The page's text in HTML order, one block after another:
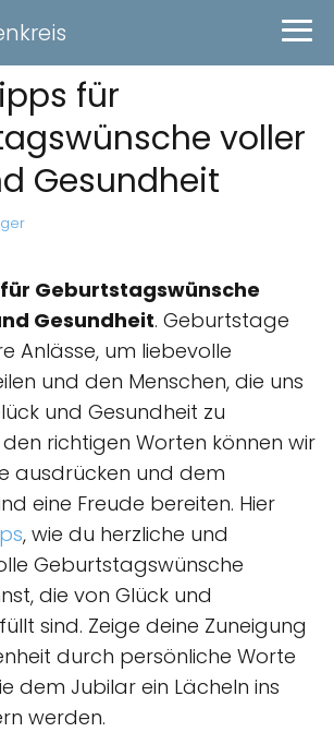
für
voller
Gesundheit
Geburtstagswünsche
Gesundheit. Geburtstage
Anlässe, um liebevolle
und den Menschen, die uns
und Gesundheit zu
richtigen Worten können wir
ausdrücken und dem
eine Freude bereiten. Hier
, wie du herzliche und
Geburtstagswünsche
die von Glück und
sind. Zeige deine Zuneigung
durch persönliche Worte
dem Jubilar ein Lächeln ins
werden.